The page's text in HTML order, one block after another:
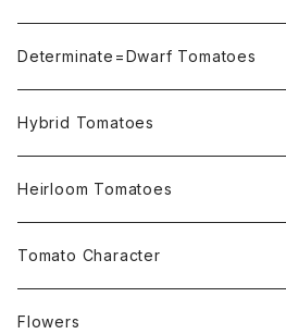
Not OSU Blue Tomatoes
Determinate=Dwarf Tomatoes
Micro Determinate 10cm~30cm
Small Determinate 30cm~50cm
Medium Determinate 50~100cm
Large Determinate 100~150cm
Hybrid Tomatoes
Heirloom Tomatoes
Amber Heirloom Tomatoes
Bi-Color Heirloom Tomatoes
Tomato Character
Culinary Uses
Flowers